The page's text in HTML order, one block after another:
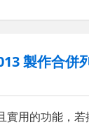
製作合併
實用的功能，